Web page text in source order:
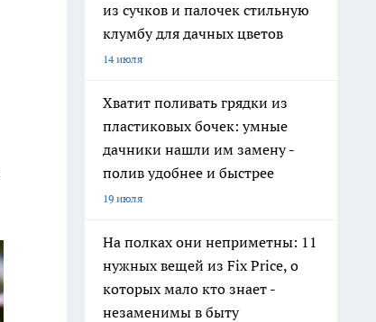
из сучков и палочек стильную
клумбу для дачных цветов
14 июля
Хватит поливать грядки из
пластиковых бочек: умные
дачники нашли им замену -
полив удобнее и быстрее
19 июля
На полках они неприметны: 11
нужных вещей из Fix Price, о
которых мало кто знает -
незаменимы в быту